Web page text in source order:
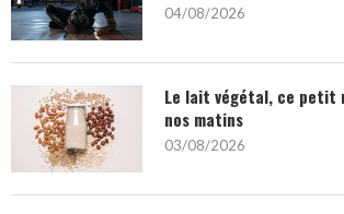
04/08/2026
Le lait végétal, ce petit
nos matins
03/08/2026